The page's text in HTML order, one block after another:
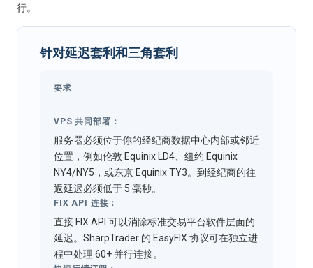
行。
针对延迟套利和三角套利
要求
VPS 共同部署：
服务器必须位于你的经纪商数据中心内部或邻近
位置，例如伦敦 Equinix LD4、纽约 Equinix
NY4/NY5，或东京 Equinix TY3。到经纪商的往
返延迟必须低于 5 毫秒。
FIX API 连接：
直接 FIX API 可以消除标准交易平台软件层面的
延迟。SharpTrader 的 EasyFIX 协议可在独立进
程中处理 60+ 并行连接。